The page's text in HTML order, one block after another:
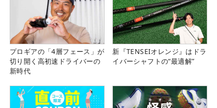
プロギアの「4層フェース」が
切り開く高初速ドライバーの
新時代
新『TENSEIオレンジ』はドラ
イバーシャフトの“最適解”